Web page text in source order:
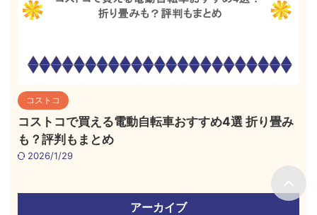
コストコ
コストコで買える電動自転車おすすめ4選 折り畳み
も？評判もまとめ
2026/1/29
アーカイブ